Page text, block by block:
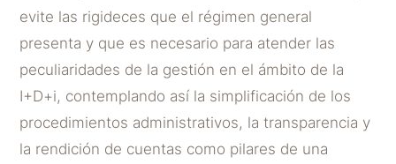
evite las rigideces que el régimen general
presenta y que es necesario para atender las
peculiaridades de la gestión en el ámbito de la
I+D+i, contemplando así la simplificación de los
procedimientos administrativos, la transparencia y
la rendición de cuentas como pilares de una